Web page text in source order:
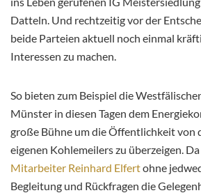
Datteln. Und rechtzeitig vor der
beide Parteien aktuell noch einmal
Interessen zu machen.
So bieten zum Beispiel die
Münster in diesen Tagen dem
große Bühne um die Öffentlichkeit von
eigenen Kohlemeilers zu überzeigen. Da
Mitarbeiter Reinhard Elfertohne
Begleitung und Rückfragen die